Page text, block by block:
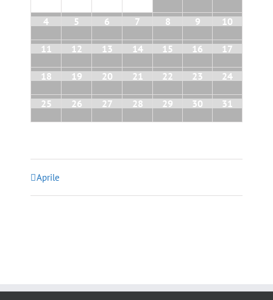
Eventi
4 5 6 7 8 9 10
11 12 13 14 15 16 17
18 19 20 21 22 23 24
25 26 27 28 29 30 31
Aprile